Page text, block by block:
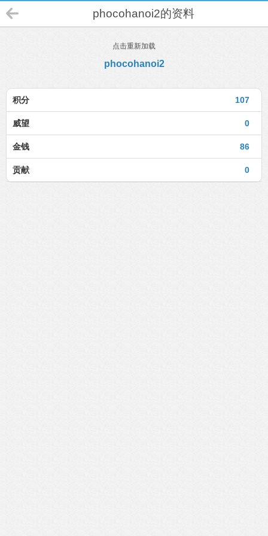
phocohanoi2的资料
点击重新加载
phocohanoi2
107
积分
0
威望
86
金钱
0
贡献